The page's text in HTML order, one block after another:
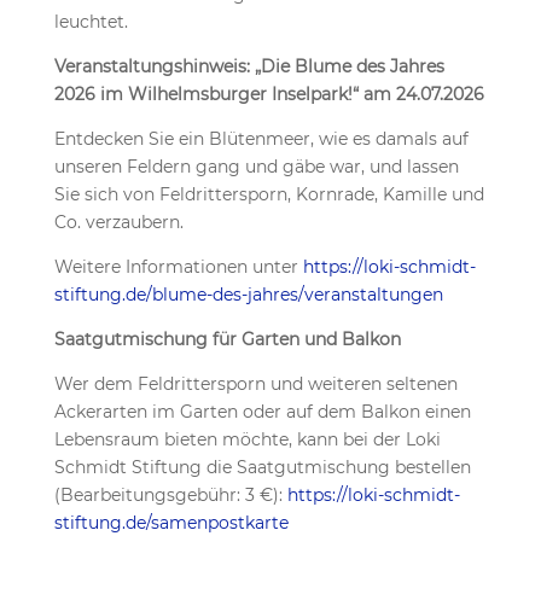
leuchtet.
Veranstaltungshinweis: „Die Blume des Jahres
2026 im Wilhelmsburger Inselpark!“ am 24.07.2026
Entdecken Sie ein Blütenmeer, wie es damals auf
unseren Feldern gang und gäbe war, und lassen
Sie sich von Feldrittersporn, Kornrade, Kamille und
Co. verzaubern.
Weitere Informationen unter https://loki-schmidt-
stiftung.de/blume-des-jahres/veranstaltungen
Saatgutmischung für Garten und Balkon
Wer dem Feldrittersporn und weiteren seltenen
Ackerarten im Garten oder auf dem Balkon einen
Lebensraum bieten möchte, kann bei der Loki
Schmidt Stiftung die Saatgutmischung bestellen
(Bearbeitungsgebühr: 3 €): https://loki-schmidt-
stiftung.de/samenpostkarte